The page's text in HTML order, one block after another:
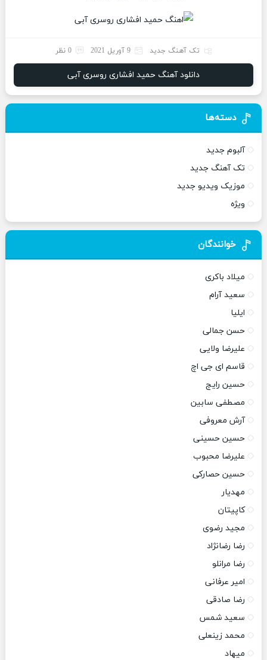
تک آهنگ جدید 9 آوریل 2021 0 نظر
دانلود آهنگ حمید افشاری روسری آبی
دسته‌ها
آلبوم جدید
تک آهنگ جدید
موزیک ویدیو جدید
ویژه
خوانندگان
میلاد باکری
سعید آرام
ایلیا
حسن جمالی
علیرضا ولایی
قاسم ای جی اچ
حسین رایج
مصطفی سابین
آرش معروفی
حسین حسینی
علیرضا محبوب
حسین حصارکی
مهدیار
کاپیتان
مجید رضوی
رضا رضانژاد
رضا مرانلو
امیر عرفانی
رضا صادقی
سعید شمس
محمد زینعلی
میهاد